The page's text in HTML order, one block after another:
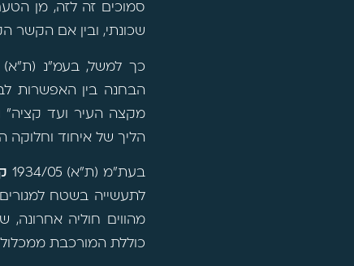
סמוכים זה לזה, מן
שכונתי, ובין אם הקשר
כך למשל, בעמ"נ (ת"א) 1121/00
הבחנה בין האפשרות
מקצה העיר ועד קציה"
הליך של איחוד וחלוקה
בעת"מ (ת"א) 1934/05
לתעשייה בשטח
מהווים חוליה
כוללת המורכבת